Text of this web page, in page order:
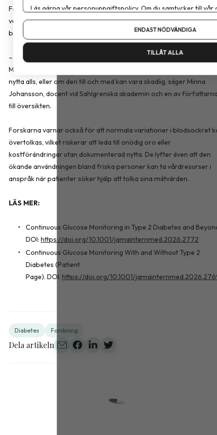
För personer utan diabetes fann forskarna däremot inget
vetenskapligt stöd för att kontinuerlig blodsockermätning leder till
bättre hälsa eller förebygger sjukdom.
– Det här är en teknik som gör enorm nytta för vissa
Men den används allt mer av grupper där vi inte vet om den gör
nytta alls, eller om den till och med kan vara skadlig, säger Minna
Johansson, docent vid Sahlgrenska akademin och en av
till översikten.
Forskarna varnar också för att normala variationer i blodsockret
övertolkas, vilket riskerar att leda till onödig oro eller
kostförändringar utan dokumenterad nytta. De lyfter även att den
ökande användningen bland friska personer kan ta vårdresurser i
anspråk när patienter söker hjälp att tolka sina mätvärden.
LÄS MER:
Continuous Glucose Monitoring in Type 2 Diabetes and
DOI: https://doi.org/10.1001/jamainternmed.2026.2772
Continuous Glucose Monitoring With and Without Type 2
Diabetes (Patient
Page). DOI: https://doi.org/10.1001/
Diabetes Forskning
Dela artikeln
Läs gärna vårpersonuppgiftspolicy. Om du samtycker till vår
Om du vill ändra ditt val i efterhand hittar du den möjligheten
ENDAST NÖDVÄNDIGA
TILLÅT ALLA